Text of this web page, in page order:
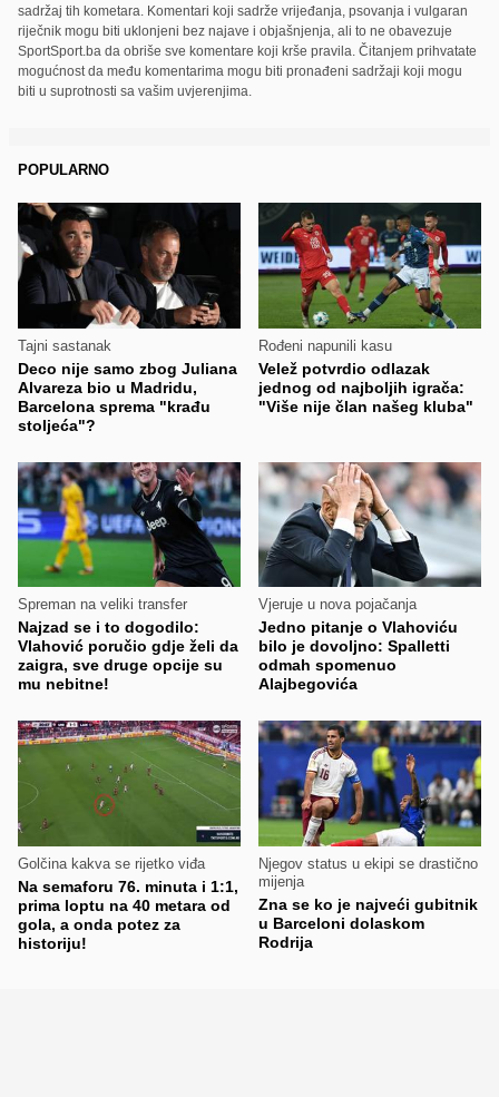
sadržaj tih kometara. Komentari koji sadrže vrijeđanja, psovanja i vulgaran
riječnik mogu biti uklonjeni bez najave i objašnjenja, ali to ne obavezuje
SportSport.ba da obriše sve komentare koji krše pravila. Čitanjem prihvatate
mogućnost da među komentarima mogu biti pronađeni sadržaji koji mogu
biti u suprotnosti sa vašim uvjerenjima.
POPULARNO
Tajni sastanak
Deco nije samo zbog Juliana
Alvareza bio u Madridu,
Barcelona sprema "krađu
stoljeća"?
Rođeni napunili kasu
Velež potvrdio odlazak
jednog od najboljih igrača:
"Više nije član našeg kluba"
Spreman na veliki transfer
Najzad se i to dogodilo:
Vlahović poručio gdje želi da
zaigra, sve druge opcije su
mu nebitne!
Vjeruje u nova pojačanja
Jedno pitanje o Vlahoviću
bilo je dovoljno: Spalletti
odmah spomenuo
Alajbegovića
Golčina kakva se rijetko viđa
Na semaforu 76. minuta i 1:1,
prima loptu na 40 metara od
gola, a onda potez za
historiju!
Njegov status u ekipi se drastično
mijenja
Zna se ko je najveći gubitnik
u Barceloni dolaskom
Rodrija